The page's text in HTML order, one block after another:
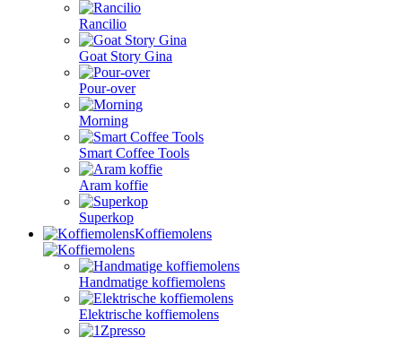
Rancilio
Goat Story Gina
Pour-over
Morning
Smart Coffee Tools
Aram koffie
Superkop
Koffiemolens
Handmatige koffiemolens
Elektrische koffiemolens